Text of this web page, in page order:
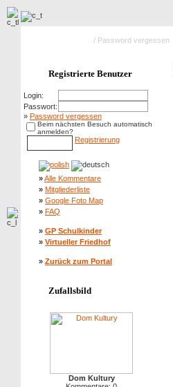
/ Password vergessen
Registrierte Benutzer
Login:
Passwort:
» Password vergessen
Beim nächsten Besuch automatisch
anmelden?
Registrierung
»Alle Kommentare
» Mitgliederliste
» Google Foto Map
» FAQ
» GP Schulkinder
» Virtueller Friedhof
» Zurück zum Portal
Zufallsbild
Dom Kultury